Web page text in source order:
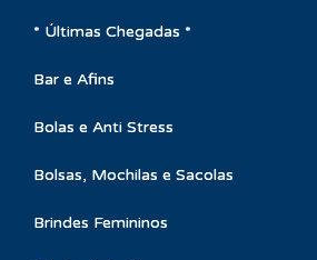
* Últimas Chegadas *
Bar e Afins
Bolas e Anti Stress
Bolsas, Mochilas e Sacolas
Brindes Femininos